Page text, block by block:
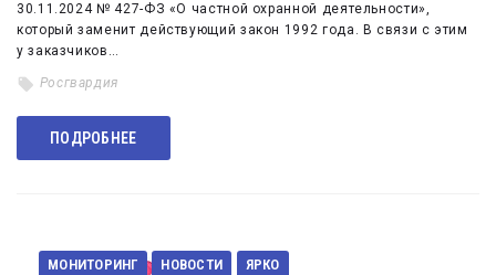
30.11.2024 № 427-ФЗ «О частной охранной деятельности»,
который заменит действующий закон 1992 года. В связи с этим
у заказчиков…
Росгвардия
ПОДРОБНЕЕ
МОНИТОРИНГ НОВОСТИ ЯРКО